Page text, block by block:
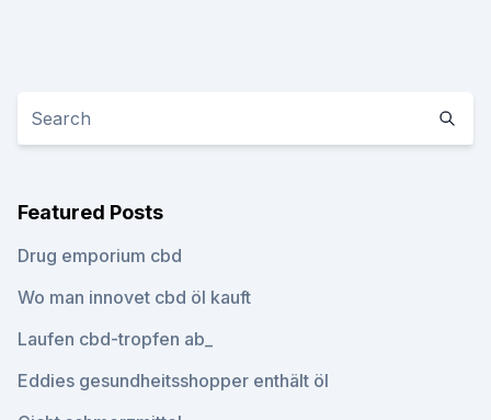
Featured Posts
Drug emporium cbd
Wo man innovet cbd öl kauft
Laufen cbd-tropfen ab_
Eddies gesundheitsshopper enthält öl